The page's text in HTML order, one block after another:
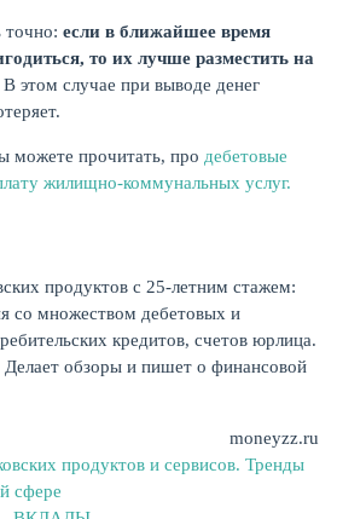
точно: если в ближайшее время
то их лучше разместить на
В этом случае при выводе денег
можете прочитать, про дебетовые
жилищно-коммунальных услуг.
продуктов с 25-летним стажем:
со множеством дебетовых и
кредитов, счетов юрлица.
обзоры и пишет о финансовой
moneyzz.ru
продуктов и сервисов. Тренды
сфере